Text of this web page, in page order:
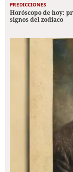
PREDICCIONES
Horóscopo de hoy:
signos del zodiaco